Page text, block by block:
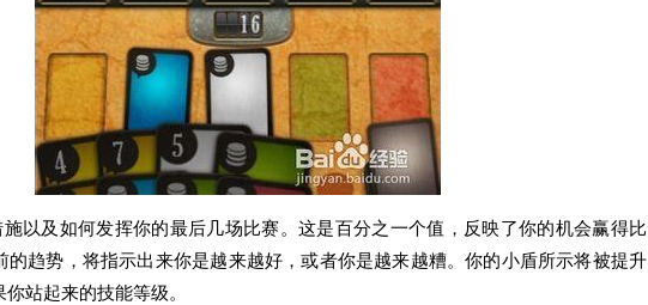
以及如何发挥你的最后几场比赛。这是百分之一个值，反映了你的机会赢得比
的趋势，将指示出来你是越来越好，或者你是越来越糟。你的小盾所示将被提升
站起来的技能等级。